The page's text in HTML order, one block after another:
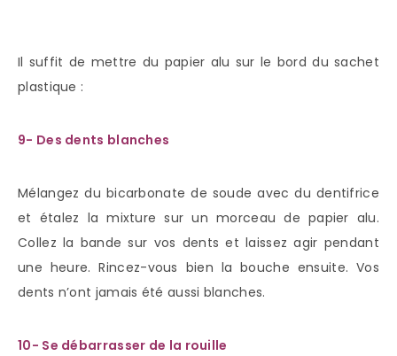
Il suffit de mettre du papier alu sur le bord du sachet
plastique :
9- Des dents blanches
Mélangez du bicarbonate de soude avec du dentifrice
et étalez la mixture sur un morceau de papier alu.
Collez la bande sur vos dents et laissez agir pendant
une heure. Rincez-vous bien la bouche ensuite. Vos
dents n’ont jamais été aussi blanches.
10- Se débarrasser de la rouille